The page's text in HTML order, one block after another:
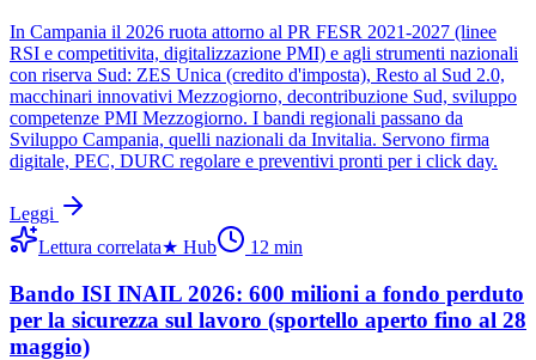
In Campania il 2026 ruota attorno al PR FESR 2021-2027 (linee
RSI e competitivita, digitalizzazione PMI) e agli strumenti nazionali
con riserva Sud: ZES Unica (credito d'imposta), Resto al Sud 2.0,
macchinari innovativi Mezzogiorno, decontribuzione Sud, sviluppo
competenze PMI Mezzogiorno. I bandi regionali passano da
Sviluppo Campania, quelli nazionali da Invitalia. Servono firma
digitale, PEC, DURC regolare e preventivi pronti per i click day.
Leggi
Lettura correlata★ Hub 12 min
Bando ISI INAIL 2026: 600 milioni a fondo perduto
per la sicurezza sul lavoro (sportello aperto fino al 28
maggio)